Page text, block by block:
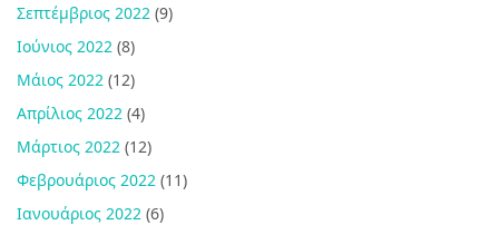
Σεπτέμβριος 2022 (9)
Ιούνιος 2022 (8)
Μάιος 2022 (12)
Απρίλιος 2022 (4)
Μάρτιος 2022 (12)
Φεβρουάριος 2022 (11)
Ιανουάριος 2022 (6)